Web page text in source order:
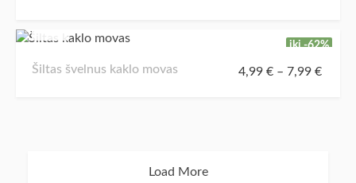
iki -62%
Šiltas švelnus kaklo movas 4,99 €– 7,99 €
Load More